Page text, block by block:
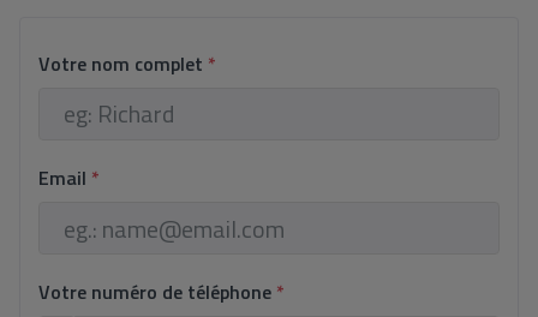
Votre nom complet *
Email *
Votre numéro de téléphone *